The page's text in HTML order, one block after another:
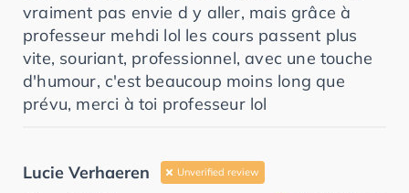
vraiment pas envie d y aller, mais grâce à
professeur mehdi lol les cours passent plus
vite, souriant, professionnel, avec une touche
d'humour, c'est beaucoup moins long que
prévu, merci à toi professeur lol
Lucie Verhaeren Unverified review